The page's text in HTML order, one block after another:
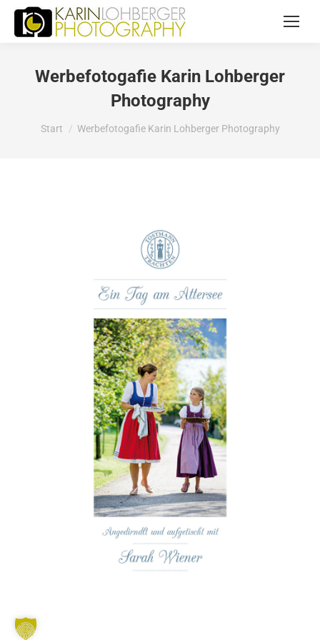
Werbefotogafie Karin Lohberger
Photography
Sie befinden sich hier:
Start Werbefotogafie Karin Lohberger Photography